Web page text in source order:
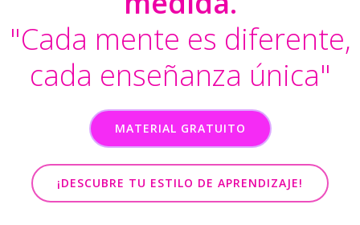
"Cada mente es diferente,
cada enseñanza única"
MATERIAL GRATUITO
¡DESCUBRE TU ESTILO DE APRENDIZAJE!